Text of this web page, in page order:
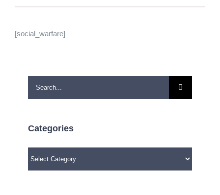
[social_warfare]
Search
for:
Categories
Categories